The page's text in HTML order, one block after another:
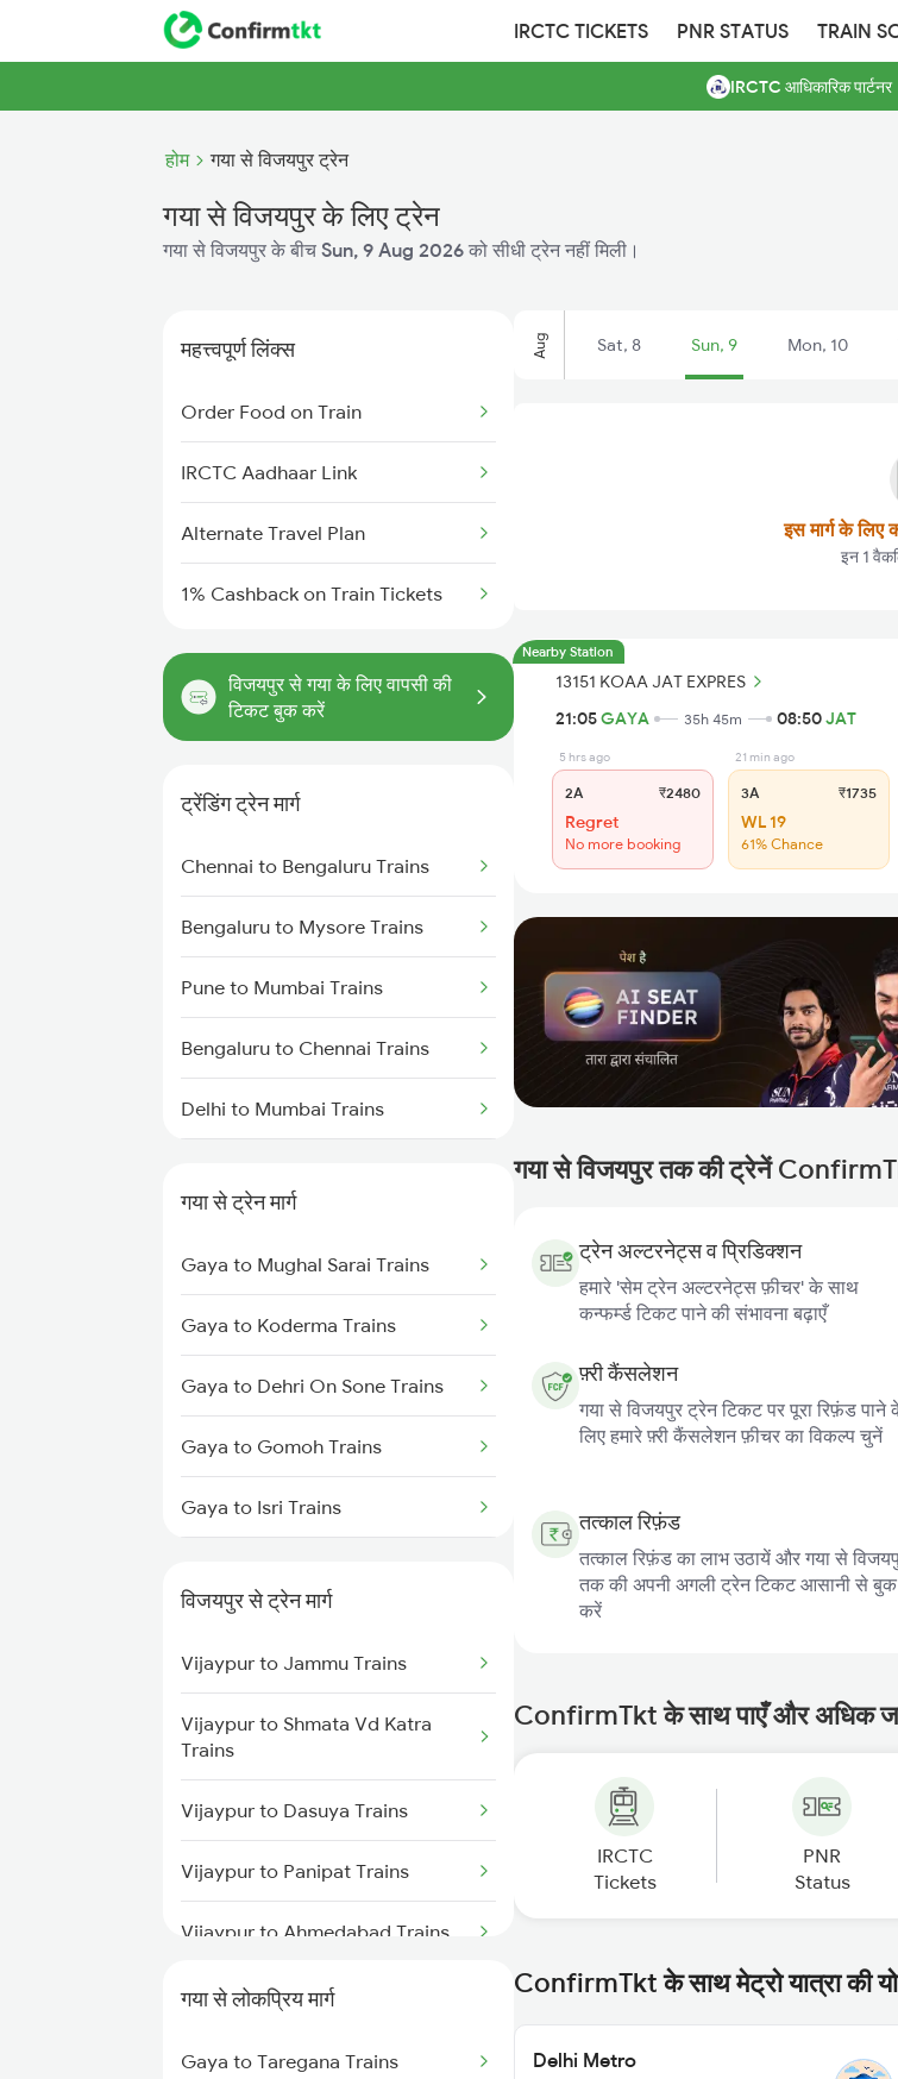
IRCTC TICKETS PNR STATUS TRAIN
IRCTC आधिकारिक पार्टनर
होम गया से विजयपुर ट्रेन
गया से विजयपुर के लिए ट्रेन
गया से विजयपुर के बीच Sun, 9 Aug 2026 को सीधी ट्रेन नहीं मिली।
महत्त्वपूर्ण लिंक्स
Order Food on Train
IRCTC Aadhaar Link
Alternate Travel Plan
1% Cashback on Train Tickets
विजयपुर से गया के लिए वापसी की
टिकट बुक करें
ट्रेंडिंग ट्रेन मार्ग
Chennai to Bengaluru Trains
Bengaluru to Mysore Trains
Pune to Mumbai Trains
Bengaluru to Chennai Trains
Delhi to Mumbai Trains
Mumbai to Delhi Trains
Mumbai to Goa Trains
Chennai to Coimbatore Trains
गया से ट्रेन मार्ग
Gaya to Mughal Sarai Trains
Gaya to Koderma Trains
Gaya to Dehri On Sone Trains
Gaya to Gomoh Trains
Gaya to Isri Trains
Gaya to Kolkata Trains
Gaya to Anugraha N Road Trains
Gaya to Kanpur Trains
Gaya to Bhabua Trains
विजयपुर से ट्रेन मार्ग
Vijaypur to Jammu Trains
Vijaypur to Shmata Vd Katra
Trains
Vijaypur to Dasuya Trains
Vijaypur to Panipat Trains
Vijaypur to Ahmedabad Trains
Vijaypur to Amritsar Trains
Vijaypur to Beas Trains
गया से लोकप्रिय मार्ग
Gaya to Taregana Trains
Aug Sat, 8 Sun, 9 Mon, 10
इस मार्ग के लिए
इन 1
Nearby Station
13151 KOAA JAT EXPRES
21:05GAYA 35h 45m 08:50JAT
5 hrs ago
2A ₹2480
Regret
No more booking
21 min ago
3A ₹1735
WL 19
61% Chance
गया से विजयपुर तक की ट्रेनें
ट्रेन अल्टरनेट्स व प्रिडिक्शन
हमारे 'सेम ट्रेन अल्टरनेट्स फ़ीचर' के साथ
कन्फर्म्ड टिकट पाने की संभावना बढ़ाएँ
फ़्री कैंसलेशन
गया से विजयपुर ट्रेन टिकट पर पूरा रिफ़ंड पाने
लिए हमारे फ़्री कैंसलेशन फ़ीचर का विकल्प चुनें
तत्काल रिफ़ंड
तत्काल रिफ़ंड का लाभ उठायें और गया से
तक की अपनी अगली ट्रेन टिकट आसानी से बुक
करें
ConfirmTkt के साथ पाएँ और अधिक
IRCTC
Tickets
PNR
Status
ConfirmTkt के साथ मेट्रो यात्रा की
Delhi Metro